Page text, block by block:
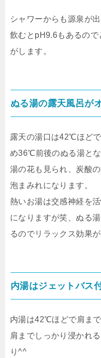
シャワーからも源泉が
飲むとpH9.6もあるので
がします。
ぬる湯の露天風呂が
露天の湯口は42℃ほど
め36℃前後のぬる湯とな
湯の花も見られ、炭酸
泡まみれになります。
熱いお湯は交感神経を
になりますが笑、ぬる
るのでリラックス効果が
内湯はジェットバス
内湯は42℃ほどで肩ま
肩までしっかり浸かれ
り^^